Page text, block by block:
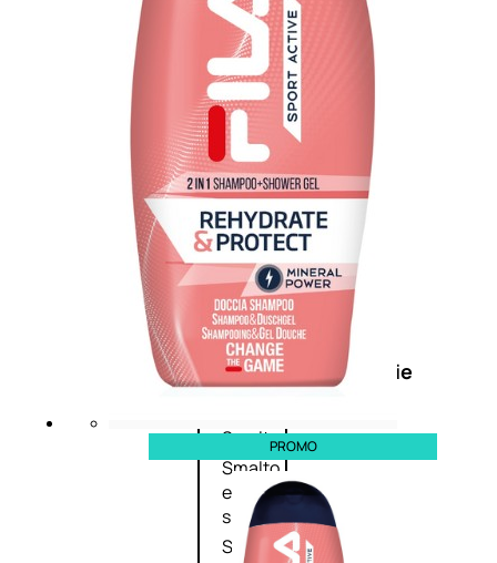
Primer
viso
Fondotinta
Cipria
Fard/Blush
Illuminante
viso
Terre
abbronzanti
Fissatore
trucco
Unghie
Smalto
Smalto
effetti
speciali
Solvente
PROMO